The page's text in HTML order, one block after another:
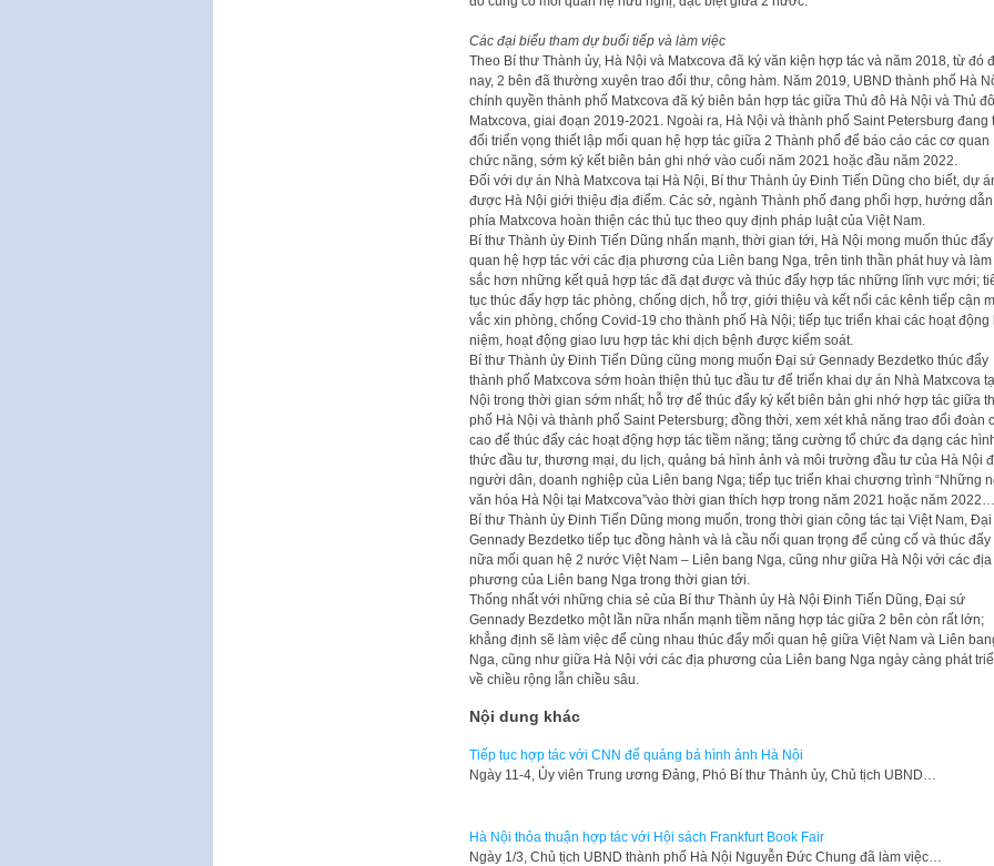
Các đại biểu tham dự buổi tiếp và làm việc
Theo Bí thư Thành ủy, Hà Nội và Matxcova đã ký văn kiện hợp tác và năm 2018, từ đó
nay, 2 bên đã thường xuyên trao đổi thư, công hàm. Năm 2019, UBND thành phố Hà
chính quyền thành phố Matxcova đã ký biên bản hợp tác giữa Thủ đô Hà Nội và Thủ đô
Matxcova, giai đoạn 2019-2021. Ngoài ra, Hà Nội và thành phố Saint Petersburg đang
đổi triển vọng thiết lập mối quan hệ hợp tác giữa 2 Thành phố để báo cáo các cơ quan
chức năng, sớm ký kết biên bản ghi nhớ vào cuối năm 2021 hoặc đầu năm 2022.
Đối với dự án Nhà Matxcova tại Hà Nội, Bí thư Thành ủy Đinh Tiến Dũng cho biết, dự
được Hà Nội giới thiệu địa điểm. Các sở, ngành Thành phố đang phối hợp, hướng dẫn
phía Matxcova hoàn thiện các thủ tục theo quy định pháp luật của Việt Nam.
Bí thư Thành ủy Đinh Tiến Dũng nhấn mạnh, thời gian tới, Hà Nội mong muốn thúc
quan hệ hợp tác với các địa phương của Liên bang Nga, trên tinh thần phát huy và làm
sắc hơn những kết quả hợp tác đã đạt được và thúc đẩy hợp tác những lĩnh vực mới;
tục thúc đẩy hợp tác phòng, chống dịch, hỗ trợ, giới thiệu và kết nối các kênh tiếp cận
vắc xin phòng, chống Covid-19 cho thành phố Hà Nội; tiếp tục triển khai các hoạt động
niệm, hoạt động giao lưu hợp tác khi dịch bệnh được kiểm soát.
Bí thư Thành ủy Đinh Tiến Dũng cũng mong muốn Đại sứ Gennady Bezdetko thúc đẩy
thành phố Matxcova sớm hoàn thiện thủ tục đầu tư để triển khai dự án Nhà Matxcova
Nội trong thời gian sớm nhất; hỗ trợ để thúc đẩy ký kết biên bản ghi nhớ hợp tác giữa
phố Hà Nội và thành phố Saint Petersburg; đồng thời, xem xét khả năng trao đổi đoàn
cao để thúc đẩy các hoạt động hợp tác tiềm năng; tăng cường tổ chức đa dạng các
thức đầu tư, thương mại, du lịch, quảng bá hình ảnh và môi trường đầu tư của Hà Nội
người dân, doanh nghiệp của Liên bang Nga; tiếp tục triển khai chương trình “Những
văn hóa Hà Nội tại Matxcova”vào thời gian thích hợp trong năm 2021 hoặc năm 2022…
Bí thư Thành ủy Đinh Tiến Dũng mong muốn, trong thời gian công tác tại Việt Nam,
Gennady Bezdetko tiếp tục đồng hành và là cầu nối quan trọng để củng cố và thúc đẩy
nữa mối quan hệ 2 nước Việt Nam – Liên bang Nga, cũng như giữa Hà Nội với các địa
phương của Liên bang Nga trong thời gian tới.
Thống nhất với những chia sẻ của Bí thư Thành ủy Hà Nội Đinh Tiến Dũng, Đại sứ
Gennady Bezdetko một lần nữa nhấn mạnh tiềm năng hợp tác giữa 2 bên còn rất lớn;
khẳng định sẽ làm việc để cùng nhau thúc đẩy mối quan hệ giữa Việt Nam và Liên
Nga, cũng như giữa Hà Nội với các địa phương của Liên bang Nga ngày càng phát
về chiều rộng lẫn chiều sâu.
Nội dung khác
Tiếp tục hợp tác với CNN để quảng bá hình ảnh Hà Nội
Ngày 11-4, Ủy viên Trung ương Đảng, Phó Bí thư Thành ủy, Chủ tịch UBND…
Hà Nội thỏa thuận hợp tác với Hội sách Frankfurt Book Fair
Ngày 1/3, Chủ tịch UBND thành phố Hà Nội Nguyễn Đức Chung đã làm việc…